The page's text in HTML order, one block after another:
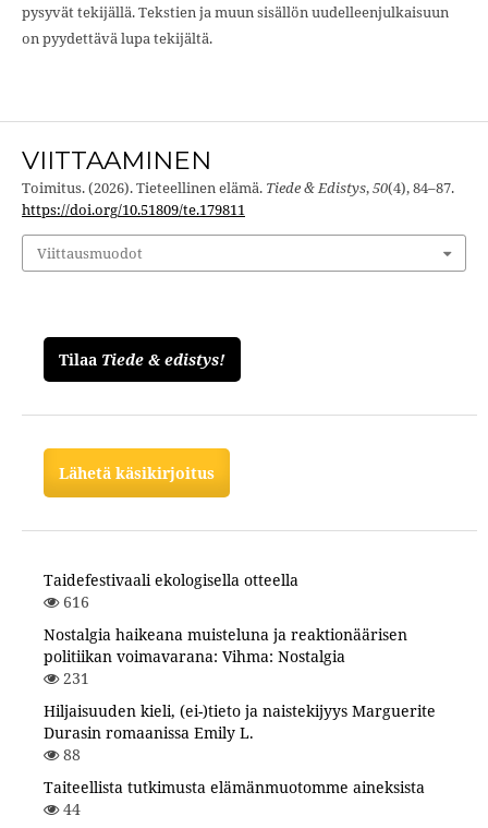
pysyvät tekijällä. Tekstien ja muun sisällön uudelleenjulkaisuun
on pyydettävä lupa tekijältä.
VIITTAAMINEN
Toimitus. (2026). Tieteellinen elämä. Tiede & Edistys,50(4), 84–87.
https://doi.org/10.51809/te.179811
Viittausmuodot
Tilaa Tiede & edistys!
Lähetä käsikirjoitus
Taidefestivaali ekologisella otteella
616
Nostalgia haikeana muisteluna ja reaktionäärisen
politiikan voimavarana: Vihma: Nostalgia
231
Hiljaisuuden kieli, (ei-)tieto ja naistekijyys Marguerite
Durasin romaanissa Emily L.
88
Taiteellista tutkimusta elämänmuotomme aineksista
44